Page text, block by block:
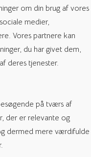
om din brug af vores
medier,
Vores partnere kan
du har givet dem,
deres tjenester.
på tværs af
der er relevante og
dermed mere værdifulde